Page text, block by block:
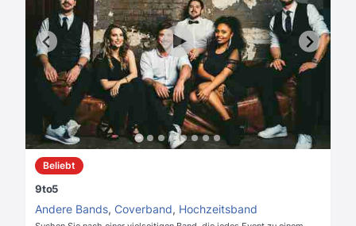
Beliebt
9to5
Andere Bands, Coverband, Hochzeitsband